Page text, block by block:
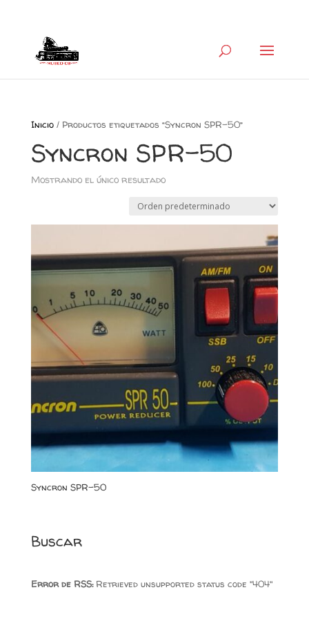
Inicio/ Productos etiquetados “Syncron SPR-50”
Syncron SPR-50
Mostrando el único resultado
Syncron SPR-50
Buscar
Error de RSS:Retrieved unsupported status code "404"